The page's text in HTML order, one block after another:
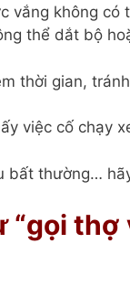
vắng không có
thể dắt bộ
thời gian,
việc cố chạy
bất thường…
“gọi thợ